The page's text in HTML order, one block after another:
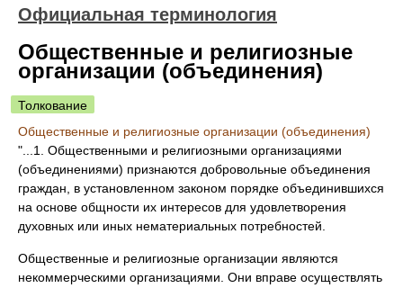
Официальная терминология
Общественные и религиозные
организации (объединения)
Толкование
Общественные и религиозные организации (объединения)
"...1. Общественными и религиозными организациями
(объединениями) признаются добровольные объединения
граждан, в установленном законом порядке объединившихся
на основе общности их интересов для удовлетворения
духовных или иных нематериальных потребностей.
Общественные и религиозные организации являются
некоммерческими организациями. Они вправе осуществлять